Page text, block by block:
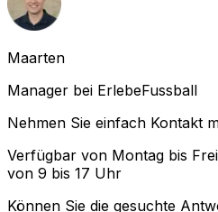
Maarten
Manager bei ErlebeFussball
Nehmen Sie einfach Kontakt
Verfügbar von Montag bis
von 9 bis 17 Uhr
Können Sie die gesuchte